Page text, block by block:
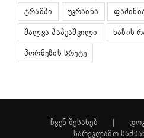
ტრამპი
უკრაინა
შალვა პაპუაშვილი
ხაზის
ჰორმუზის სრუტე
ჩვენ შესახებ
სარეკლამო